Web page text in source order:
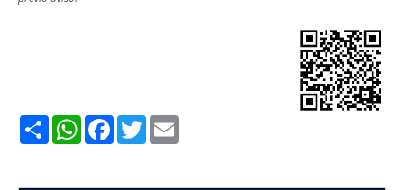
ShareWhatsApp
Facebook
Twitter